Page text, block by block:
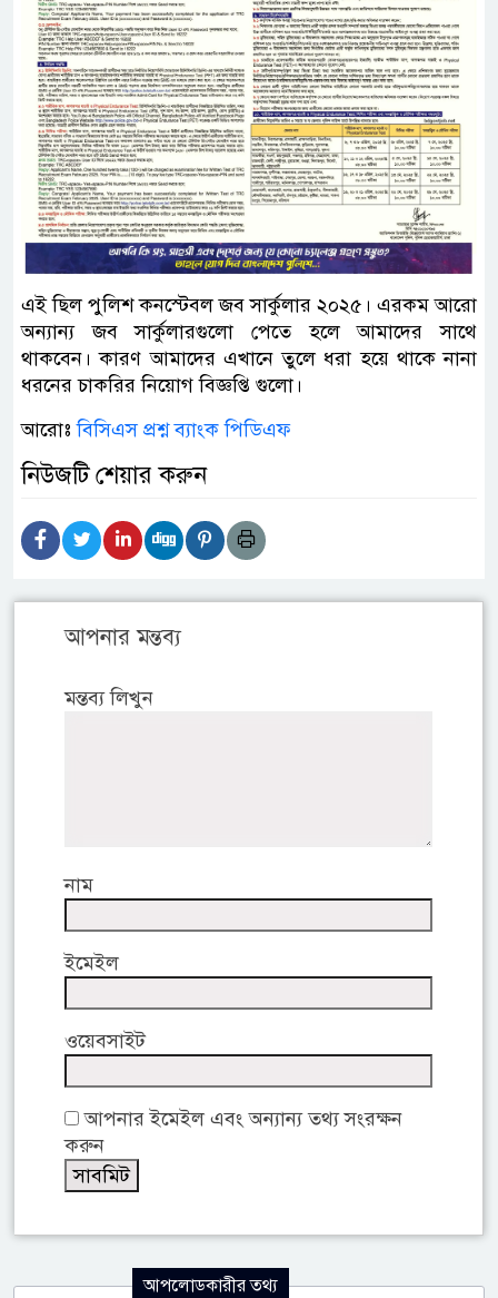
এই ছিল পুলিশ কনস্টেবল জব সার্কুলার ২০২৫। এরকম আরো
অন্যান্য জব সার্কুলারগুলো পেতে হলে আমাদের সাথে
থাকবেন। কারণ আমাদের এখানে তুলে ধরা হয়ে থাকে নানা
ধরনের চাকরির নিয়োগ বিজ্ঞপ্তি গুলো।
আরোঃবিসিএস প্রশ্ন ব্যাংক পিডিএফ
নিউজটি শেয়ার করুন
আপনার মন্তব্য
মন্তব্য লিখুন
নাম
ইমেইল
ওয়েবসাইট
আপনার ইমেইল এবং অন্যান্য তথ্য সংরক্ষন
করুন
আপলোডকারীর তথ্য